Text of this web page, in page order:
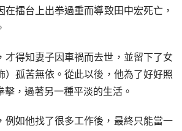
在擂台上出拳過重而導致田中宏死亡，
才得知妻子因車禍而去世，並留下了女
）孤苦無依。從此以後，他為了好好照
擊，過著另一種平淡的生活。
例如他找了很多工作後，最終只能當一